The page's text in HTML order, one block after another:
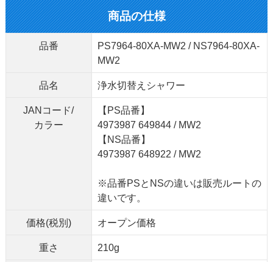
商品の仕様
品番
PS7964-80XA-MW2 / NS7964-80XA-
MW2
品名 浄水切替えシャワー
JANコード/
カラー
【PS品番】
4973987 649844 / MW2
【NS品番】
4973987 648922 / MW2
※品番PSとNSの違いは販売ルートの
違いです。
価格(税別) オープン価格
重さ 210g